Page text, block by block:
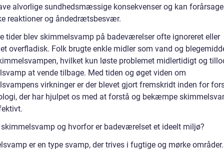
alvorlige sundhedsmæssige konsekvenser og kan forårsage
reaktioner og åndedrætsbesvær.
tider blev skimmelsvamp på badeværelser ofte ignoreret eller
overfladisk. Folk brugte enkle midler som vand og
hvilket kun løste problemet midlertidigt og
at vende tilbage. Med tiden og øget viden om
virkninger er der blevet gjort fremskridt inden for
der har hjulpet os med at forstå og bekæmpe
skimmelsvamp og hvorfor er badeværelset et ideelt miljø?
er en type svamp, der trives i fugtige og mørke områder.